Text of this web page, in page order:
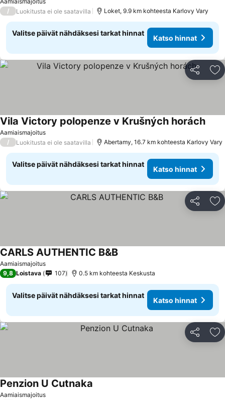
/
Luokitusta ei ole saatavilla Loket, 9.9 km kohteesta Karlovy Vary
Valitse päivät nähdäksesi tarkat hinnat
Katso hinnat
Jaa
Aamiaismajoitus
Vila Victory polopenze v Krušných horách
/ Luokitusta ei ole saatavilla Abertamy, 16.7 km kohteesta Karlovy Vary
Valitse päivät nähdäksesi tarkat hinnat
Katso hinnat
Jaa
Aamiaismajoitus
CARLS AUTHENTIC B&B
9,8 Loistava 107 0.5 km kohteesta Keskusta
Valitse päivät nähdäksesi tarkat hinnat
Katso hinnat
Jaa
Aamiaismajoitus
Penzion U Cutnaka